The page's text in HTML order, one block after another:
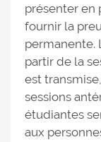
présenter en
fournir la
permanente.
partir de la
est
sessions
étudiantes
aux